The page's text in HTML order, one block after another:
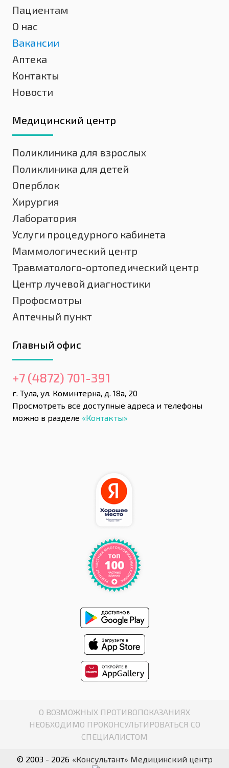
Пациентам
О нас
Вакансии
Аптека
Контакты
Новости
Медицинский центр
Поликлиника для взрослых
Поликлиника для детей
Оперблок
Хирургия
Лаборатория
Услуги процедурного кабинета
Маммологический центр
Травматолого-ортопедический центр
Центр лучевой диагностики
Профосмотры
Аптечный пункт
Главный офис
+7 (4872) 701-391
г. Тула, ул. Коминтерна, д. 18а, 20
Просмотреть все доступные адреса и телефоны
можно в разделе «Контакты»
О ВОЗМОЖНЫХ ПРОТИВОПОКАЗАНИЯХ
НЕОБХОДИМО ПРОКОНСУЛЬТИРОВАТЬСЯ СО
СПЕЦИАЛИСТОМ
© 2003 - 2026 «Консультант» Медицинский центр